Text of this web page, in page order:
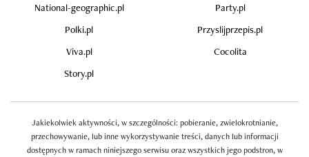
National-geographic.pl
Party.pl
Polki.pl
Przyslijprzepis.pl
Viva.pl
Cocolita
Story.pl
Jakiekolwiek aktywności, w szczególności: pobieranie, zwielokrotnianie,
przechowywanie, lub inne wykorzystywanie treści, danych lub informacji
dostępnych w ramach niniejszego serwisu oraz wszystkich jego podstron, w